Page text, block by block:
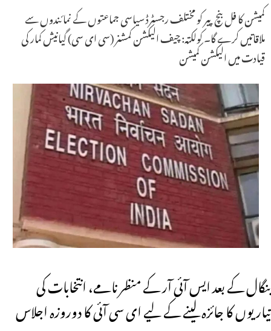
کمیشن کا فل بنچ پیر کو مختلف رجسٹرڈ سیاسی جماعتوں کے نمائندوں سے
ملاقاتیں کرے گا۔ کولکتہ: چیف الیکشن کمشنر (سی ای سی) گیانیش کمار کی
قیادت میں الیکشن کمیشن
بنگال کے بعد ایس آئی آر کے منظر نامے، انتخابات کی
تیاریوں کا جائزہ لینے کے لیے ای سی آئی کا دوروزہ اجلاس